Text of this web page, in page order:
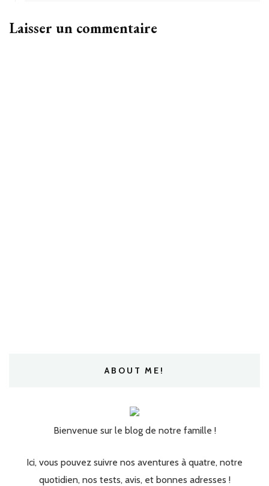
Laisser un commentaire
ABOUT ME!
Bienvenue sur le blog de notre famille !
Ici, vous pouvez suivre nos aventures à quatre, notre
quotidien, nos tests, avis, et bonnes adresses !